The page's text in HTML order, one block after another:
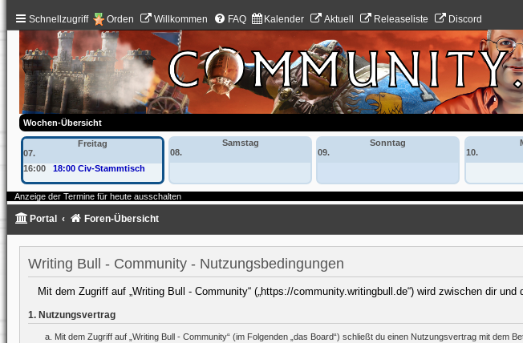
Schnellzugriff Orden Willkommen FAQ Kalender Aktuell Releaseliste Discord
Wochen-Übersicht
Freitag
07.
16:00
18:00 Civ-Stammtisch
Samstag
08.
Sonntag
09.
10.
Anzeige der Termine für heute ausschalten
Portal Foren-Übersicht
Writing Bull - Community - Nutzungsbedingungen
Mit dem Zugriff auf „Writing Bull - Community“ („https://community.writingbull.de“) wird zwischen dir
1. Nutzungsvertrag
Mit dem Zugriff auf „Writing Bull - Community“ (im Folgenden „das Board“) schließt du einen Nutzungsvertrag mit